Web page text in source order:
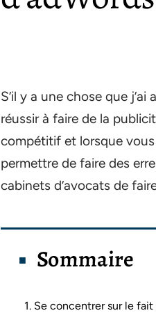
S’il y a une chose que
réussir à faire de la
compétitif et lorsque
permettre de faire des
cabinets d’avocats de
Sommaire
1. Se concentrer sur le fait